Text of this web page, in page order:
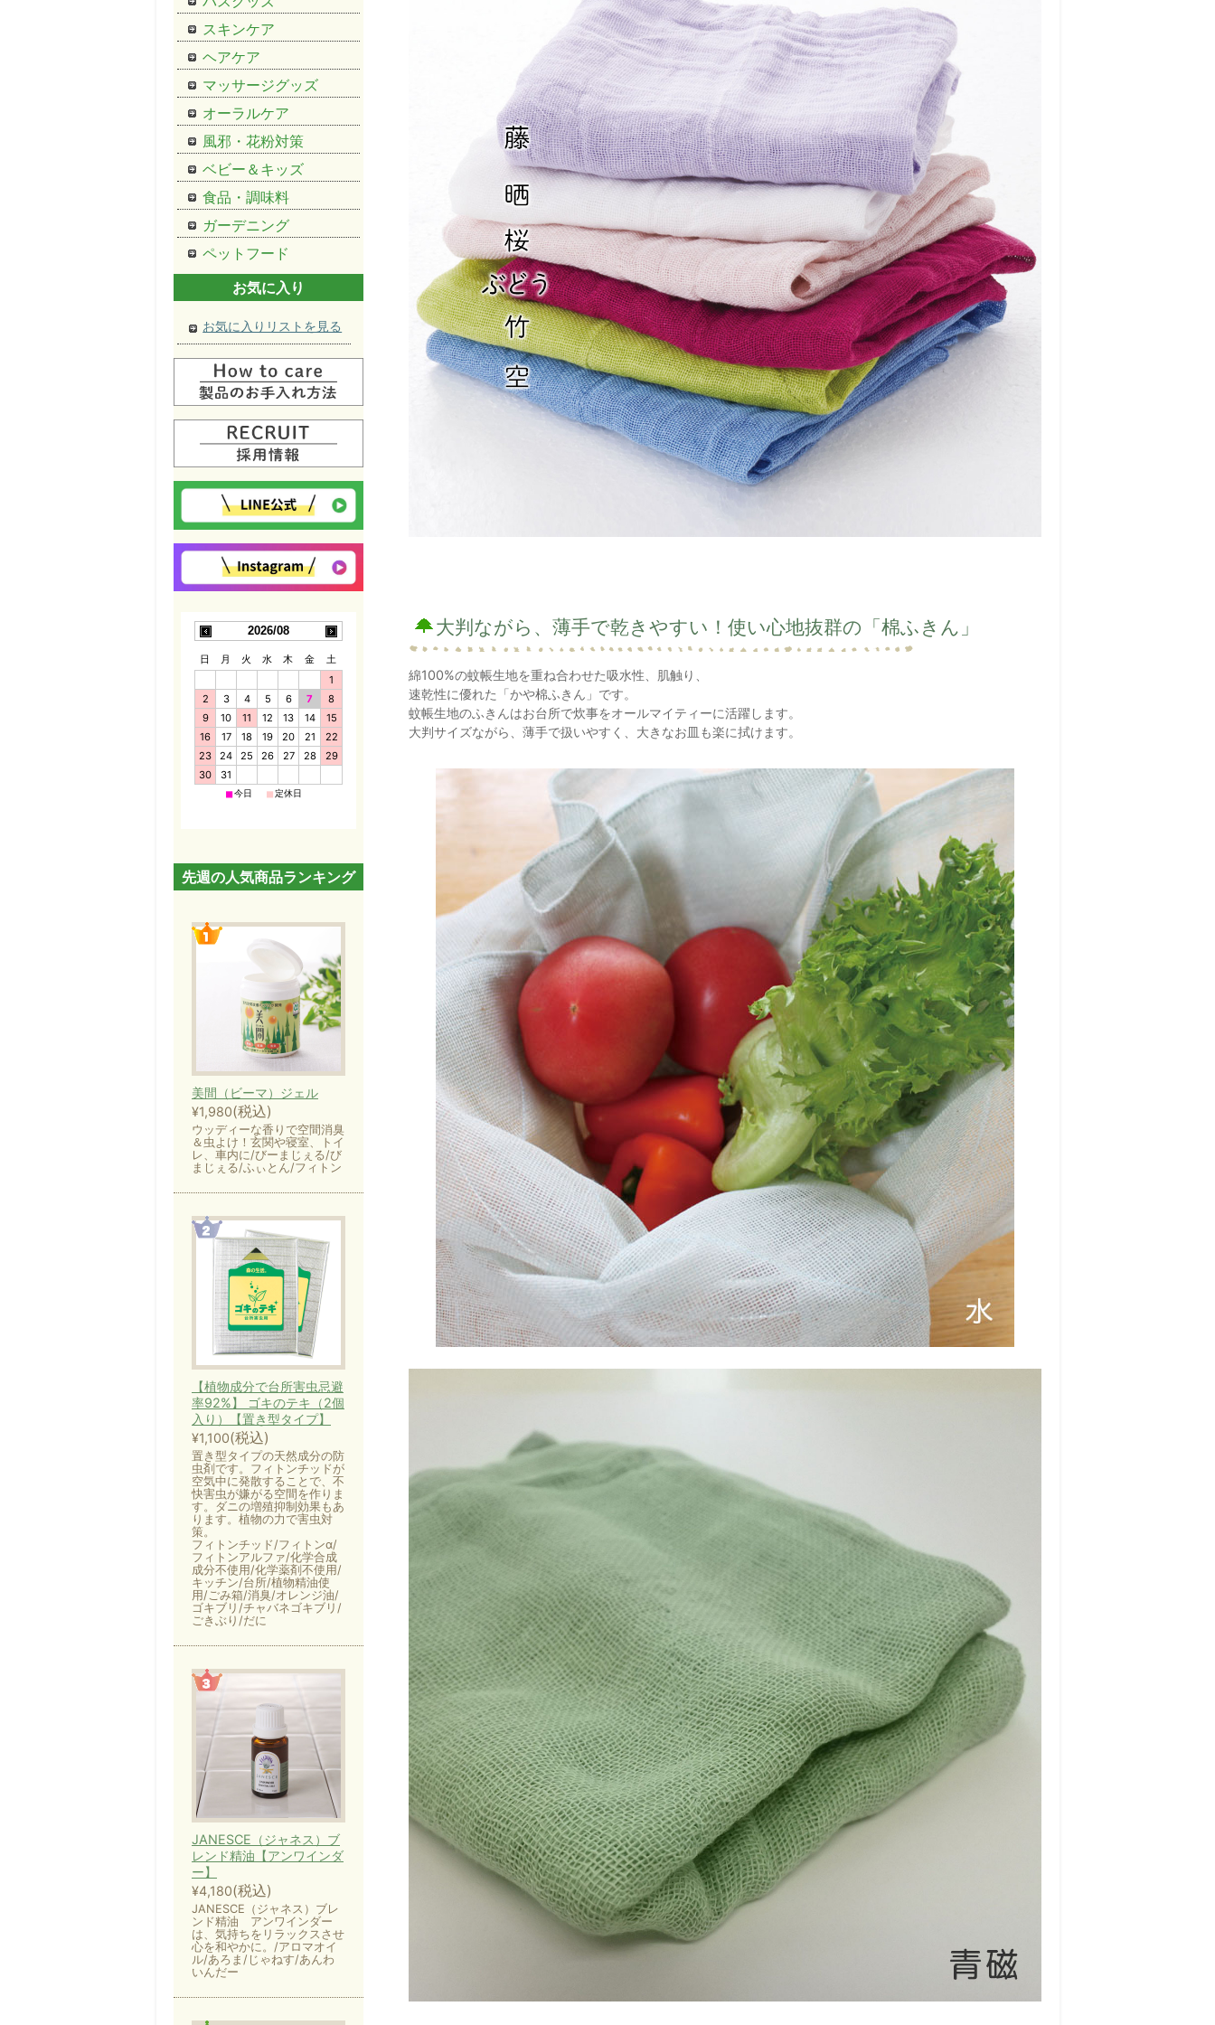
大判ながら、薄手で乾きやすい！使い心地抜群の「棉ふきん」
綿100%の蚊帳生地を重ね合わせた吸水性、肌触り、
速乾性に優れた「かや棉ふきん」です。
蚊帳生地のふきんはお台所で炊事をオールマイティーに活躍します。
大判サイズながら、薄手で扱いやすく、大きなお皿も楽に拭けます。
スキンケア
ヘアケア
マッサージグッズ
オーラルケア
風邪・花粉対策
ベビー＆キッズ
食品・調味料
ガーデニング
ペットフード
お気に入り
お気に入りリストを見る
2026/08
日 月 火 水 木 金
土
1
2
3 4 5 6 7
8
9
10 11 12 13 14
15
16
17 18 19 20 21
22
23
24 25 26 27 28
29
30
31
■今日 ■定休日
先週の人気商品ランキング
美間（ビーマ）ジェル
¥1,980(税込)
ウッディーな香りで空間消臭
＆虫よけ！玄関や寝室、トイ
レ、車内に/びーまじぇる/び
まじぇる/ふぃとん/フィトン
【植物成分で台所害虫忌避
率92%】 ゴキのテキ（2個
入り）【置き型タイプ】
¥1,100(税込)
置き型タイプの天然成分の防
虫剤です。フィトンチッドが
空気中に発散することで、不
快害虫が嫌がる空間を作りま
す。ダニの増殖抑制効果もあ
ります。植物の力で害虫対
策。
フィトンチッド/フィトンα/
フィトンアルファ/化学合成
成分不使用/化学薬剤不使用/
キッチン/台所/植物精油使
用/ごみ箱/消臭/オレンジ油/
ゴキブリ/チャバネゴキブリ/
ごきぶり/だに
JANESCE（ジャネス）ブ
レンド精油【アンワインダ
ー】
¥4,180(税込)
JANESCE（ジャネス）ブレ
ンド精油 アンワインダー
は、気持ちをリラックスさせ
心を和やかに。/アロマオイ
ル/あろま/じゃねす/あんわ
いんだー